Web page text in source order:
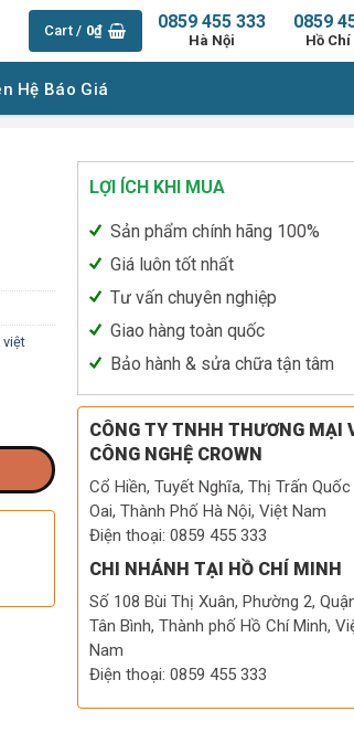
Cart / 0₫ 0859
Hồ
0859 455 333
Hà Nội
Hệ Báo Giá
việt
LỢI ÍCH KHI MUA
Sản phẩm chính hãng 100%
Giá luôn tốt nhất
Tư vấn chuyên nghiệp
Giao hàng toàn quốc
Bảo hành & sửa chữa tận tâm
CÔNG TY TNHH THƯƠNG MẠI
CÔNG NGHỆ CROWN
Cổ Hiền, Tuyết Nghĩa, Thị Trấn Quốc
Oai, Thành Phố Hà Nội, Việt Nam
Điện thoại: 0859 455 333
CHI NHÁNH TẠI HỒ CHÍ MINH
Số 108 Bùi Thị Xuân, Phường 2,
Tân Bình, Thành phố Hồ Chí Minh,
Nam
Điện thoại: 0859 455 333